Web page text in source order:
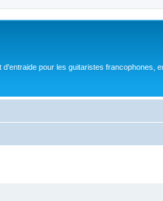
pour les guitaristes francophones,